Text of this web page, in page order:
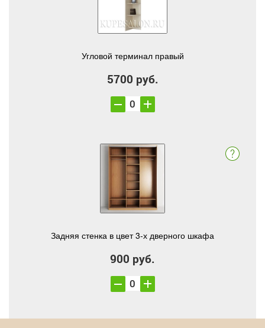
Угловой терминал правый
5700 руб.
Задняя стенка в цвет 3-х дверного шкафа
900 руб.